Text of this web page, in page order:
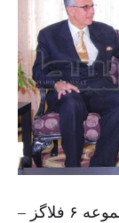
جانشین ولیعهد سعودی هنگام دیدار با مجموعه ۶ فلاگز –